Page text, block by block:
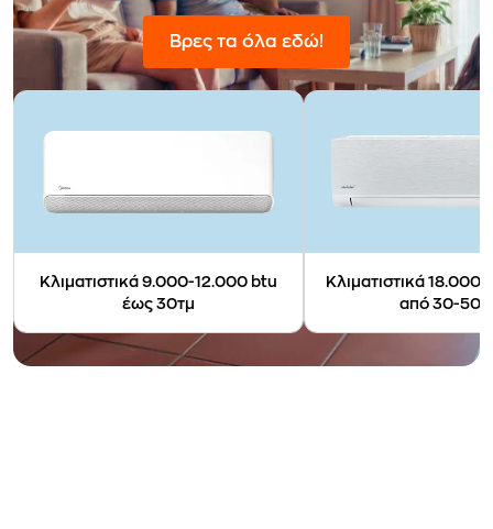
Βρες τα όλα εδώ!
Κλιματιστικά 9.000-12.000 btu
έως 30τμ
Κλιματιστικά
από 30-